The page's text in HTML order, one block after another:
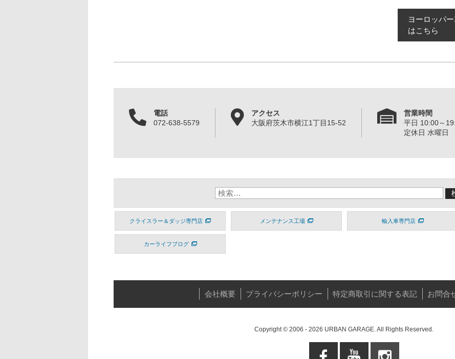
ヨーロッパ
はこちら
電話
072-638-5579
アクセス
大阪府茨木市横江1丁目15-52
営業時間
平日 10:00～
定休日 水曜日
クライスラー＆ダッジ専門店 メンテナンス工場 輸入車専門店
カーライフブログ
会社概要 プライバシーポリシー 特定商取引に関する表記 お問合
Copyright © 2006 - 2026 URBAN GARAGE. All Rights Reserved.